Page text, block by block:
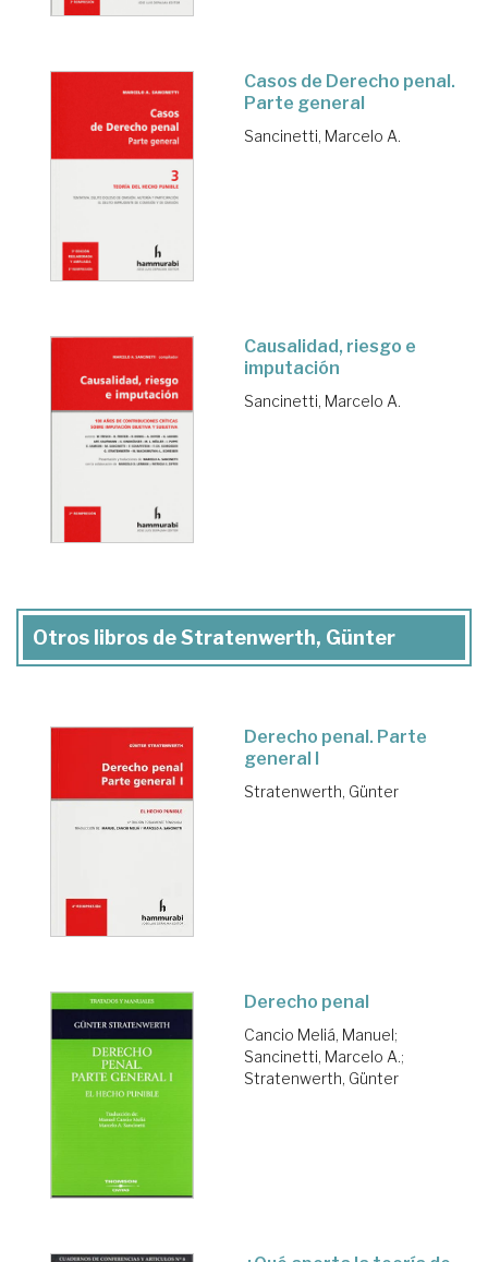
Casos de Derecho penal.
Parte general
Sancinetti, Marcelo A.
Causalidad, riesgo e
imputación
Sancinetti, Marcelo A.
Otros libros de Stratenwerth, Günter
Derecho penal. Parte
general I
Stratenwerth, Günter
Derecho penal
Cancio Meliá, Manuel;
Sancinetti, Marcelo A.;
Stratenwerth, Günter